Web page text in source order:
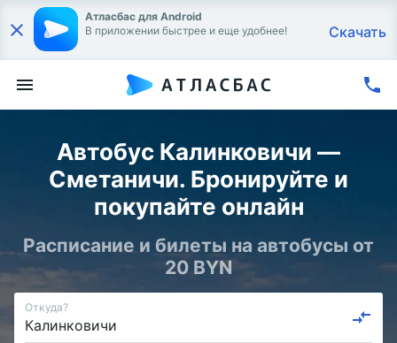
Атласбас для Android
В приложении быстрее и еще удобнее!
Скачать
Автобус Калинковичи —
Сметаничи. Бронируйте и
покупайте онлайн
Расписание и билеты на автобусы от
20 BYN
Откуда?